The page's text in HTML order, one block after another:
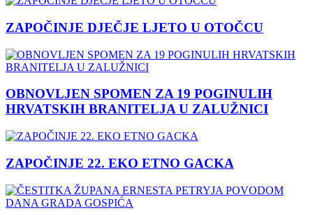
ZAPOČINJE DJEČJE LJETO U OTOČCU
OBNOVLJEN SPOMEN ZA 19 POGINULIH
HRVATSKIH BRANITELJA U ZALUŽNICI
ZAPOČINJE 22. EKO ETNO GACKA